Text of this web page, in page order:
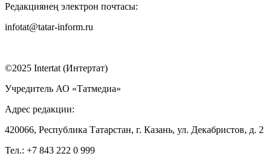
Редакциянең электрон почтасы:
infotat@tatar-inform.ru
©2025 Intertat (Интертат)
Учредитель АО «Татмедиа»
Адрес редакции:
420066, Республика Татарстан, г. Казань, ул. Декабристов, д. 2
Тел.: +7 843 222 0 999